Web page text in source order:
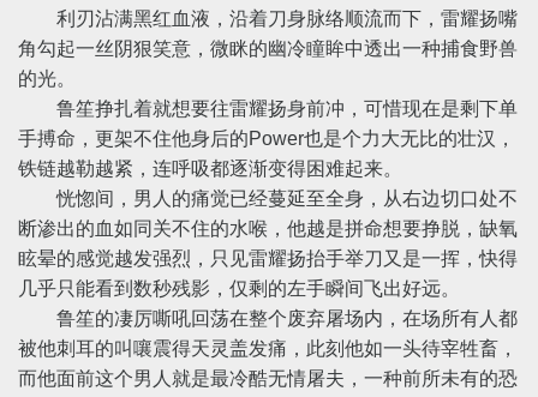
利刃沾满黑红血液，沿着刀身脉络顺流而下，雷耀扬嘴
角勾起一丝阴狠笑意，微眯的幽冷瞳眸中透出一种捕食野兽
的光。
鲁笙挣扎着就想要往雷耀扬身前冲，可惜现在是剩下单
手搏命，更架不住他身后的Power也是个力大无比的壮汉，
铁链越勒越紧，连呼吸都逐渐变得困难起来。
恍惚间，男人的痛觉已经蔓延至全身，从右边切口处不
断渗出的血如同关不住的水喉，他越是拼命想要挣脱，缺氧
眩晕的感觉越发强烈，只见雷耀扬抬手举刀又是一挥，快得
几乎只能看到数秒残影，仅剩的左手瞬间飞出好远。
鲁笙的凄厉嘶吼回荡在整个废弃屠场内，在场所有人都
被他刺耳的叫嚷震得天灵盖发痛，此刻他如一头待宰牲畜，
而他面前这个男人就是最冷酷无情屠夫，一种前所未有的恐